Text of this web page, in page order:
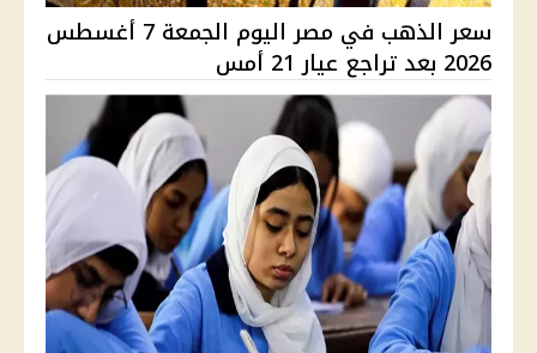
سعر الذهب في مصر اليوم الجمعة 7 أغسطس
2026 بعد تراجع عيار 21 أمس